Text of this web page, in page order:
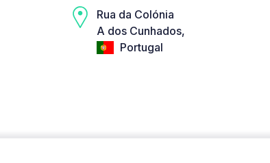
Rua da Colónia
A dos Cunhados,
Portugal